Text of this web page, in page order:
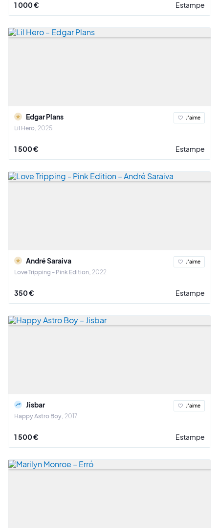
1 000 € Estampe
Edgar Plans
Lil Hero 2025
J'aime
1 500 € Estampe
André Saraiva
Love Tripping - Pink Edition 2022
J'aime
350 € Estampe
Jisbar
Happy Astro Boy 2017
J'aime
1 500 € Estampe